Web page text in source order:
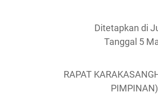
Ditetapkan di
Tanggal 5
RAPAT